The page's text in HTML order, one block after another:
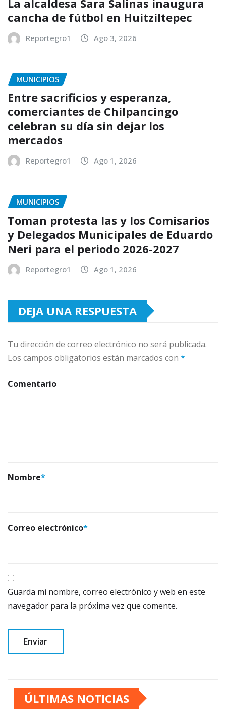
cancha de fútbol en Huitziltepec
Reportegro1 Ago 3, 2026
MUNICIPIOS
Entre sacrificios y esperanza,
comerciantes de Chilpancingo
celebran su día sin dejar los
mercados
Reportegro1 Ago 1, 2026
MUNICIPIOS
Toman protesta las y los Comisarios
y Delegados Municipales de Eduardo
Neri para el periodo 2026-2027
Reportegro1 Ago 1, 2026
DEJA UNA RESPUESTA
Tu dirección de correo electrónico no será publicada.
Los campos obligatorios están marcados con *
Comentario
Nombre*
Correo electrónico*
Guarda mi nombre, correo electrónico y web en este
navegador para la próxima vez que comente.
ÚLTIMAS NOTICIAS